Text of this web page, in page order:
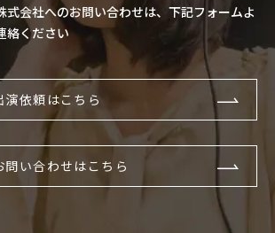
式会社へのお問い合わせは、下記フォームよ
絡ください
演依頼はこちら
問い合わせはこちら